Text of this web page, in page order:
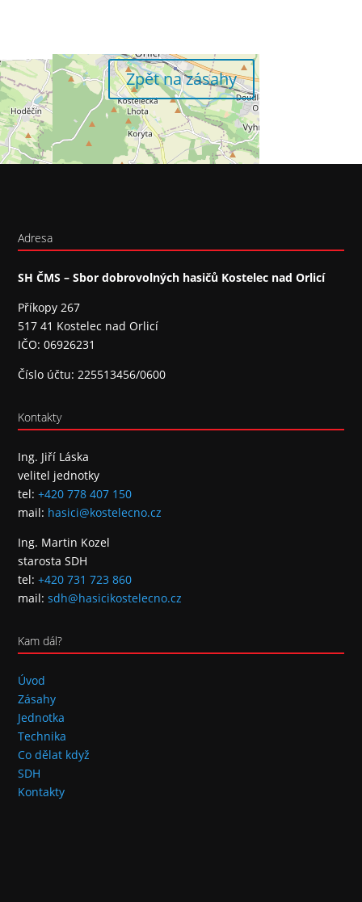
Zpět na zásahy
Adresa
SH ČMS – Sbor dobrovolných hasičů Kostelec nad Orlicí
Příkopy 267
517 41 Kostelec nad Orlicí
IČO: 06926231
Číslo účtu: 225513456/0600
Kontakty
Ing. Jiří Láska
velitel jednotky
tel:+420 778 407 150
mail: hasici@kostelecno.cz
Ing. Martin Kozel
starosta SDH
tel:+420 731 723 860
mail:sdh@hasicikostelecno.cz
Kam dál?
Úvod
Zásahy
Jednotka
Technika
Co dělat když
SDH
Kontakty